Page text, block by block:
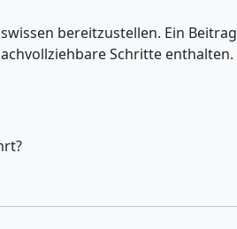
bereitzustellen. Ein Beitrag
Schritte enthalten.